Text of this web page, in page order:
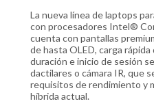
La nueva línea de laptops
con procesadores Intel®
cuenta con pantallas
de hasta OLED, carga
duración e inicio de sesión
dactilares o cámara IR, que
requisitos de rendimiento y
híbrida actual.